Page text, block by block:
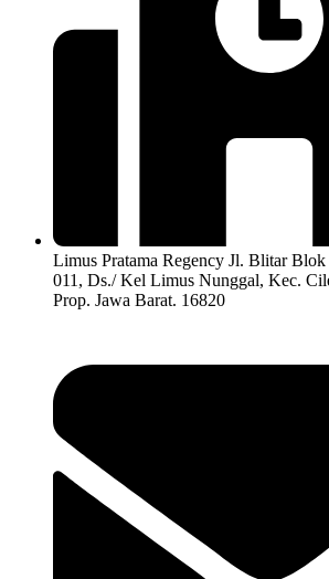
Limus Pratama Regency Jl. Blitar
011, Ds./ Kel Limus Nunggal, Kec.
Prop. Jawa Barat. 16820